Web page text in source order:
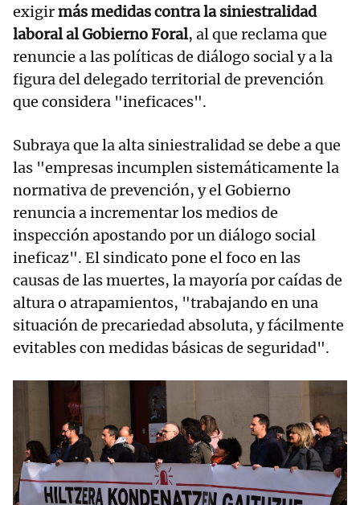
exigirmás medidas contra la siniestralidad
laboral al Gobierno Foral, al que reclama que
renuncie a las políticas de diálogo social y a la
figura del delegado territorial de prevención
que considera "ineficaces".
Subraya que la alta siniestralidad se debe a que
las "empresas incumplen sistemáticamente la
normativa de prevención, y el Gobierno
renuncia a incrementar los medios de
inspección apostando por un diálogo social
ineficaz". El sindicato pone el foco en las
causas de las muertes, la mayoría por caídas de
altura o atrapamientos, "trabajando en una
situación de precariedad absoluta, y fácilmente
evitables con medidas básicas de seguridad".